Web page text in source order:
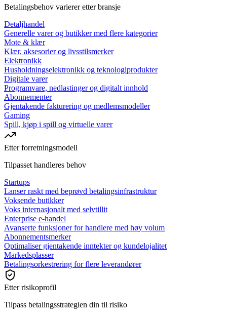
Betalingsbehov varierer etter bransje
Detaljhandel
Generelle varer og butikker med flere kategorier
Mote & klær
Klær, aksesorier og livsstilsmerker
Elektronikk
Husholdningselektronikk og teknologiprodukter
Digitale varer
Programvare, nedlastinger og digitalt innhold
Abonnementer
Gjentakende fakturering og medlemsmodeller
Gaming
Spill, kjøp i spill og virtuelle varer
Etter forretningsmodell
Tilpasset handleres behov
Startups
Lanser raskt med beprøvd betalingsinfrastruktur
Voksende butikker
Voks internasjonalt med selvtillit
Enterprise e-handel
Avanserte funksjoner for handlere med høy volum
Abonnementsmerker
Optimaliser gjentakende inntekter og kundelojalitet
Markedsplasser
Betalingsorkestrering for flere leverandører
Etter risikoprofil
Tilpass betalingsstrategien din til risiko